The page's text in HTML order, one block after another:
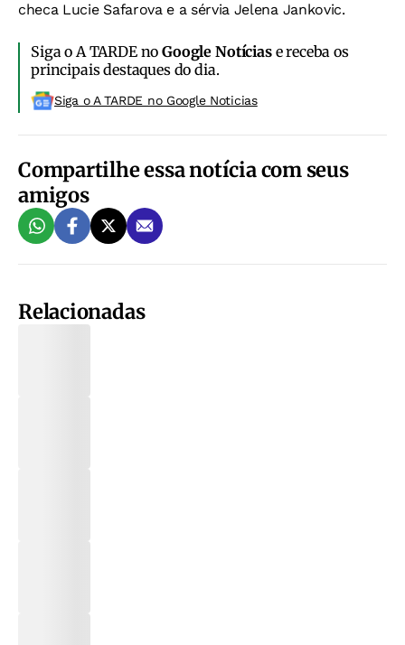
checa Lucie Safarova e a sérvia Jelena Jankovic.
Siga o A TARDE noGoogle Notíciase receba os
principais destaques do dia.
Siga o A TARDE no Google Noticias
Compartilhe essa notícia com seus
amigos
Relacionadas